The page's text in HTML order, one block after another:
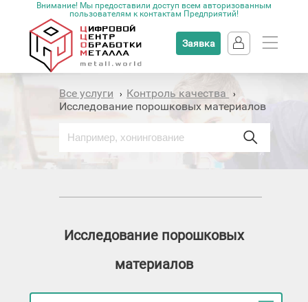
Внимание! Мы предоставили доступ всем авторизованным
пользователям к контактам Предприятий!
Заявка
Все услуги › Контроль качества ›
Исследование порошковых материалов
Исследование порошковых
материалов